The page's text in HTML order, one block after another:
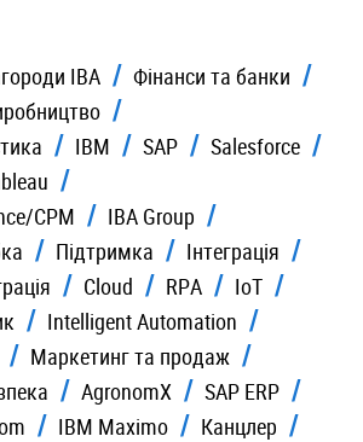
IBA
Фінанси та банки
IBM SAP
Salesforce
CPM
IBA Group
Підтримка
Інтеграція
Cloud RPA
IoT
Intelligent Automation
Маркетинг та продаж
AgronomX
SAP ERP
IBM Maximo
Канцлер